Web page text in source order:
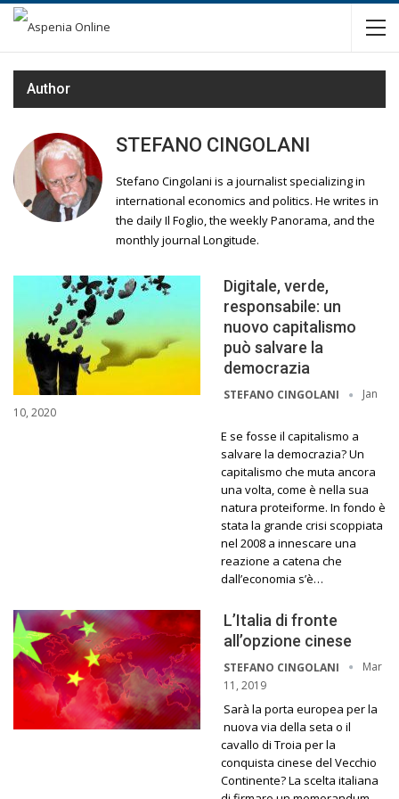
Author
STEFANO CINGOLANI
Stefano Cingolani is a journalist specializing in
international economics and politics. He writes in
the daily Il Foglio, the weekly Panorama, and the
monthly journal Longitude.
Digitale, verde,
responsabile: un
nuovo capitalismo
può salvare la
democrazia
STEFANO CINGOLANI
Jan
10, 2020
E se fosse il capitalismo a
salvare la democrazia? Un
capitalismo che muta ancora
una volta, come è nella sua
natura proteiforme. In fondo è
stata la grande crisi scoppiata
nel 2008 a innescare una
reazione a catena che
dall’economia s’è…
L’Italia di fronte
all’opzione cinese
STEFANO CINGOLANI
Mar
11, 2019
Sarà la porta europea per la
nuova via della seta o il
cavallo di Troia per la
conquista cinese del Vecchio
Continente? La scelta italiana